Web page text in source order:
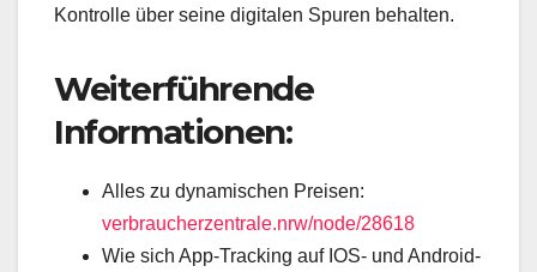
Kontrolle über seine digitalen Spuren behalten.
Weiterführende
Informationen:
Alles zu dynamischen Preisen:
verbraucherzentrale.nrw/node/28618
Wie sich App-Tracking auf IOS- und Android-